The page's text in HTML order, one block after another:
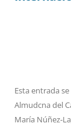
Esta entrada
Almudcna del
María Núñez-